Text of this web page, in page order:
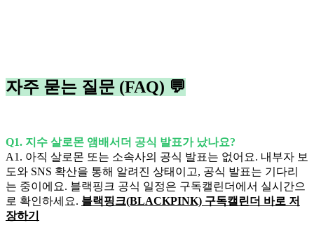
자주 묻는 질문 (FAQ) 💬
Q1. 지수 살로몬 앰배서더 공식 발표가 났나요?
A1. 아직 살로몬 또는 소속사의 공식 발표는 없어요. 내부자 보
도와 SNS 확산을 통해 알려진 상태이고, 공식 발표는 기다리
는 중이에요. 블랙핑크 공식 일정은 구독캘린더에서 실시간으
로 확인하세요. 블랙핑크(BLACKPINK) 구독캘린더 바로 저
장하기